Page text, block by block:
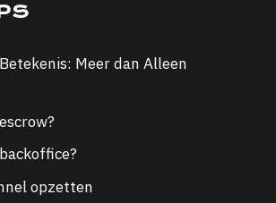
Meer dan Alleen
opzetten